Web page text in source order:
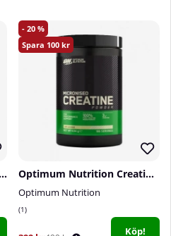
+ B complex, 50 caps
20
100
Optimum Nutrition Creatine Powder, 600 g
Optimum Nutrition
1
Köp!